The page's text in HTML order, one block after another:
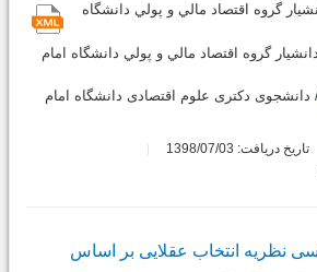
گروه اقتصاد مالي و پولي دانشگاه
گروه اقتصاد مالي و پولي دانشگاه امام
دانشجوی دکتری علوم اقتصادی دانشگاه امام
تاریخ دریافت: 1398/07/03
نظریه انتخاب عقلایی بر اساس